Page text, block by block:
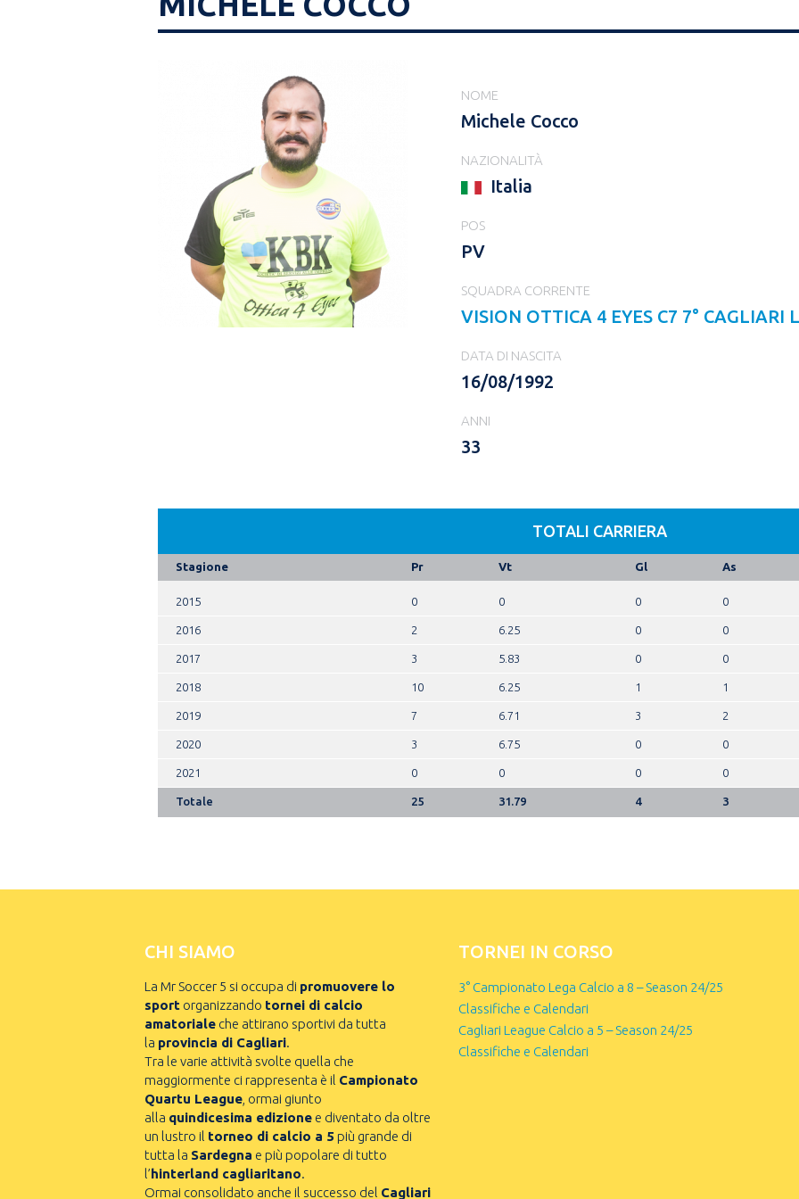
NOME
Michele Cocco
NAZIONALITÀ
Italia
POS
PV
SQUADRA CORRENTE
VISION OTTICA 4 EYES C7 7° CAGLIARI
DATA DI NASCITA
16/08/1992
ANNI
33
TOTALI CARRIERA
Stagione Pr Vt Gl As
2015 0 0 0 0
2016 2 6.25 0 0
2017 3 5.83 0 0
2018 10 6.25 1 1
2019 7 6.71 3 2
2020 3 6.75 0 0
2021 0 0 0 0
Totale 25 31.79 4 3
CHI SIAMO
La Mr Soccer 5 si occupa di promuovere lo
sport organizzando tornei di calcio
amatoriale che attirano sportivi da tutta
la provincia di Cagliari.
Tra le varie attività svolte quella che
maggiormente ci rappresenta è il Campionato
Quartu League , ormai giunto
alla quindicesima edizione e diventato da oltre
un lustro il torneo di calcio a 5 più grande di
tutta la Sardegna e più popolare di tutto
l’hinterland cagliaritano.
Ormai consolidato anche il successo del Cagliari
TORNEI IN CORSO
3° Campionato Lega Calcio a 8 – Season 24/25
Classifiche e Calendari
Cagliari League Calcio a 5 – Season 24/25
Classifiche e Calendari